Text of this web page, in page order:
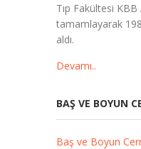
Tıp Fakültesi KBB
tamamlayarak
aldı.
Devamı..
BAŞ VE BOYUN
Baş ve Boyun